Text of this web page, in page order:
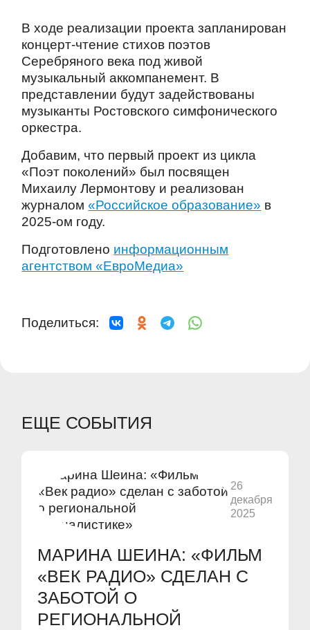
В ходе реализации проекта запланирован
концерт-чтение стихов поэтов
Серебряного века под живой
музыкальный аккомпанемент. В
представлении будут задействованы
музыканты Ростовского симфонического
оркестра.
Добавим, что первый проект из цикла
«Поэт поколений» был посвящен
Михаилу Лермонтову и реализован
журналом«Российское образование» в
2025-ом году.
Подготовлено информационным
агентством «ЕвроМедиа»
Поделиться:
ЕЩЕ СОБЫТИЯ
26
декабря
2025
МАРИНА ШЕИНА: «ФИЛЬМ
«ВЕК РАДИО» СДЕЛАН С
ЗАБОТОЙ О
РЕГИОНАЛЬНОЙ